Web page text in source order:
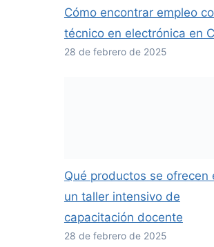
Cómo encontrar empleo
técnico en electrónica en
28 de febrero de 2025
Qué productos se ofrecen
un taller intensivo de
capacitación docente
28 de febrero de 2025